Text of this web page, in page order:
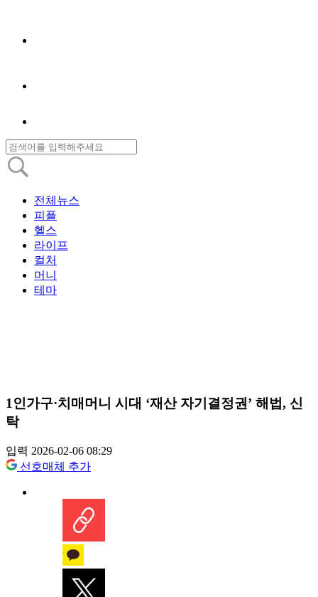
전체뉴스
피플
헬스
라이프
컬처
머니
테마
1인가구·치매머니 시대 ‘재산 자기결정권’ 해법, 신
탁
입력 2026-02-06 08:29
선호매체 추가